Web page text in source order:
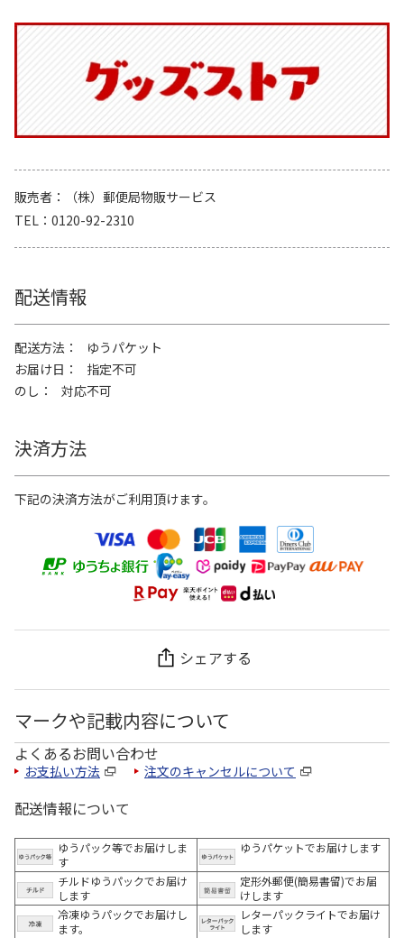
販売者
（株）郵便局物販サービス
TEL
0120-92-2310
配送情報
配送方法
ゆうパケット
お届け日
指定不可
のし
対応不可
決済方法
下記の決済方法がご利用頂けます。
シェアする
マークや記載内容について
よくあるお問い合わせ
お支払い方法 注文のキャンセルについて
配送情報について
ゆうパック等でお届けしま
す
ゆうパケットでお届けします
チルドゆうパックでお届け
します
定形外郵便(簡易書留)でお届
けします
冷凍ゆうパックでお届けし
ます。
レターパックライトでお届け
します